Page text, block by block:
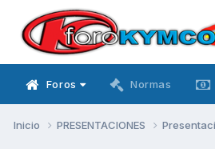
Foros Normas
Inicio PRESENTACIONES